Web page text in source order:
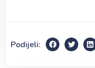
Podijeli: